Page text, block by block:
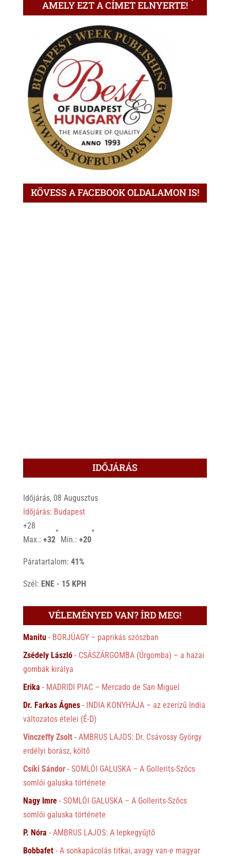
AMELY EZT A CÍMET ELNYERTE!
KÖVESS A FACEBOOK OLDALAMON IS!
IDŐJÁRÁS
Időjárás, 08 Augusztus
Időjárás: Budapest
+28
Max.: +32
°
Min.: +20
°
Páratartalom: 41%
Szél: ENE - 15 KPH
VÉLEMÉNYED VAN? ÍRD MEG!
Manitu- BORJÚAGY – paprikás szószban
Zsédely László- CSÁSZÁRGOMBA (Úrgomba) – a hazai
gombák királya
Erika - MADRIDI PIAC – Mercado de San Miguel
Dr. Farkas Ágnes- INDIA KONYHÁJA – az ezerízű India
változatos ételei (É-D)
Vinczeffy Zsolt- AMBRUS LAJOS: Dr. Csávossy György
erdélyi borász, költő
Csíki Sándor- SOMLÓI GALUSKA – A Gollerits-Szőcs
somlói galuska története
Nagy Imre- SOMLÓI GALUSKA – A Gollerits-Szőcs
somlói galuska története
P. Nóra - AMBRUS LAJOS: A lepkegyűjtő
Bobbafet- A sonkapácolás titkai, avagy van-e magyar